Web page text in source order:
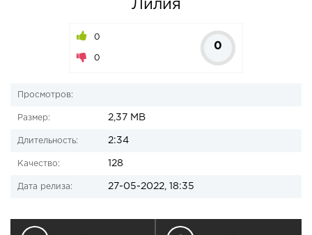
Лилия
0
0
0
Просмотров:
Размер: 2,37 MB
Длительность: 2:34
Качество: 128
Дата релиза: 27-05-2022, 18:35